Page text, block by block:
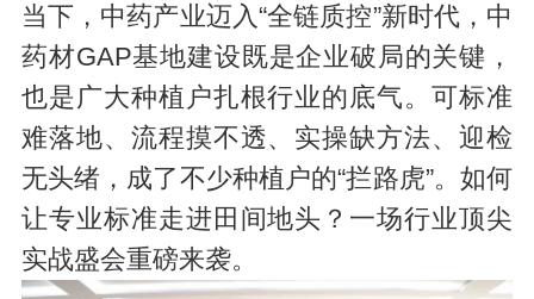
当下，中药产业迈入“全链质控”新时代，中
药材GAP基地建设既是企业破局的关键，
也是广大种植户扎根行业的底气。可标准
难落地、流程摸不透、实操缺方法、迎检
无头绪，成了不少种植户的“拦路虎”。如何
让专业标准走进田间地头？一场行业顶尖
实战盛会重磅来袭。